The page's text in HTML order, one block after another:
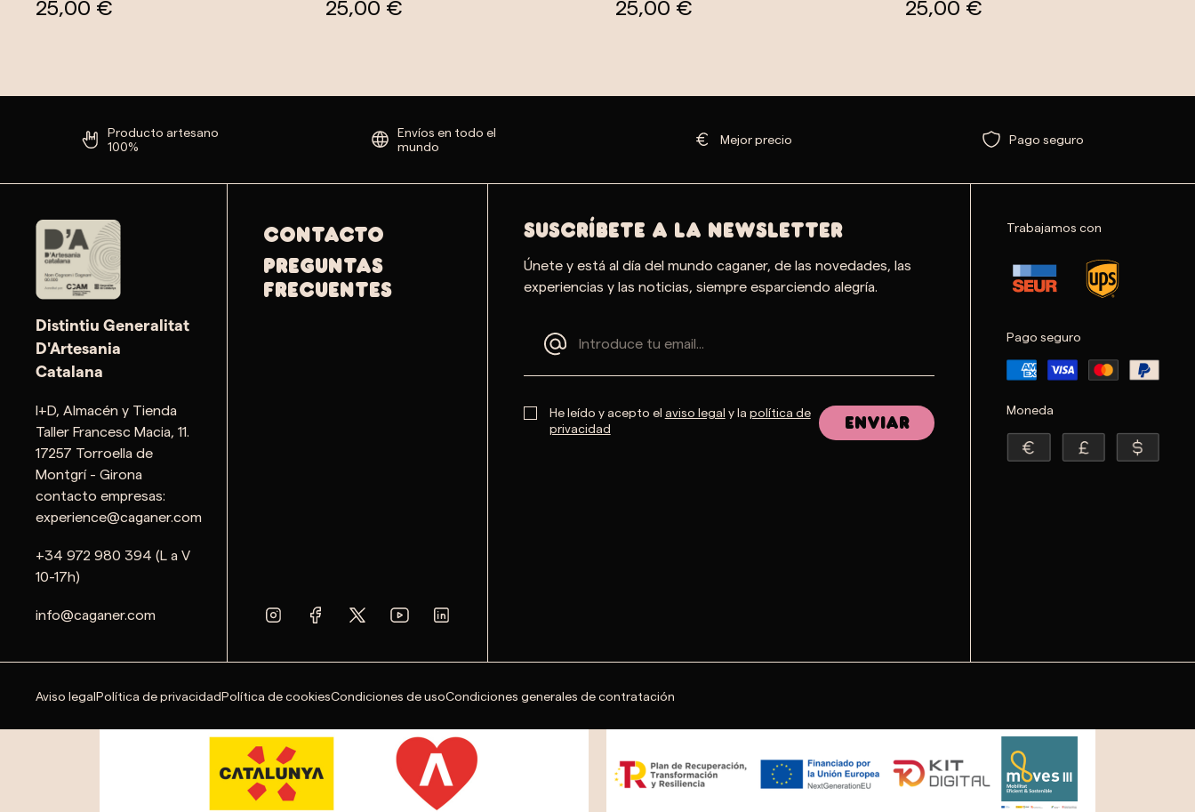
25,00 € 25,00 € 25,00 € 25,00 €
Producto artesano
100%
Envíos en todo el
mundo
Mejor precio Pago seguro
Distintiu Generalitat
D'Artesania
Catalana
I+D, Almacén y Tienda
Taller Francesc Macia, 11.
17257 Torroella de
Montgrí - Girona
contacto empresas:
experience@caganer.com
+34 972 980 394 (L a V
10-17h)
info@caganer.com
Contacto
PREGUNTAS
FRECUENTES
SUSCRÍBETE A LA NEWSLETTER
Únete y está al día del mundo caganer, de las novedades, las
experiencias y las noticias, siempre esparciendo alegría.
He leído y acepto el aviso legal y la política de
privacidad
Enviar
Trabajamos con
Pago seguro
Moneda
Aviso legalPolítica de privacidadPolítica de cookiesCondiciones de usoCondiciones generales de contratación